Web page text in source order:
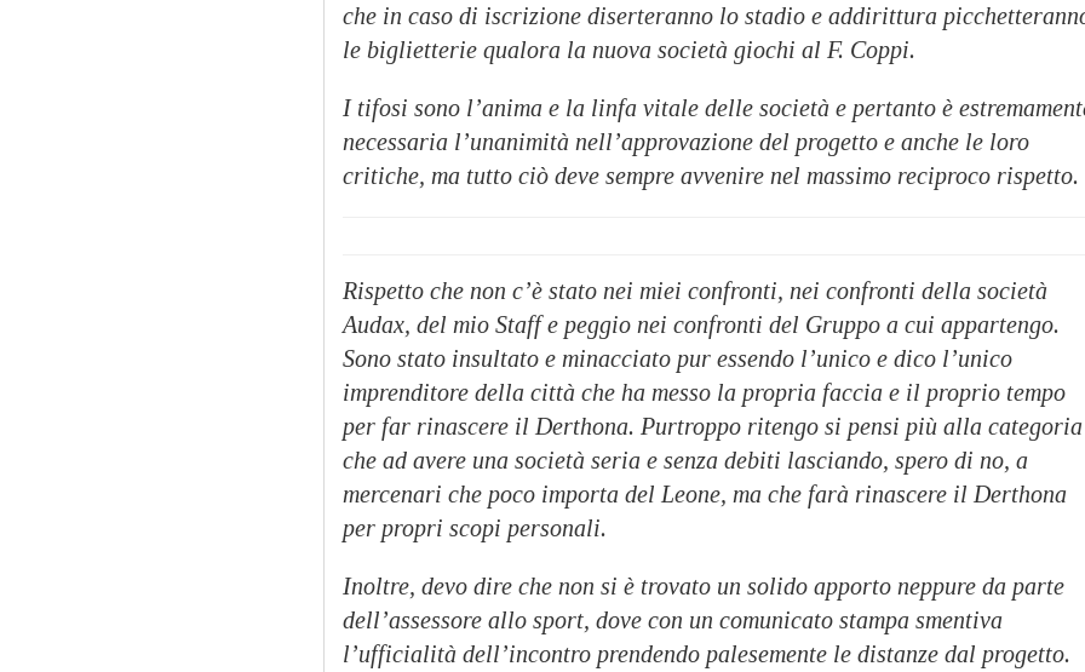
che in caso di iscrizione diserteranno lo stadio e addirittura
le biglietterie qualora la nuova società giochi al F. Coppi.
I tifosi sono l’anima e la linfa vitale delle società e pertanto è
necessaria l’unanimità nell’approvazione del progetto e anche le loro
critiche, ma tutto ciò deve sempre avvenire nel massimo reciproco rispetto.
Rispetto che non c’è stato nei miei confronti, nei confronti della società
Audax, del mio Staff e peggio nei confronti del Gruppo a cui appartengo.
Sono stato insultato e minacciato pur essendo l’unico e dico l’unico
imprenditore della città che ha messo la propria faccia e il proprio tempo
per far rinascere il Derthona. Purtroppo ritengo si pensi più alla categoria
che ad avere una società seria e senza debiti lasciando, spero di no, a
mercenari che poco importa del Leone, ma che farà rinascere il Derthona
per propri scopi personali.
Inoltre, devo dire che non si è trovato un solido apporto neppure da parte
dell’assessore allo sport, dove con un comunicato stampa smentiva
l’ufficialità dell’incontro prendendo palesemente le distanze dal progetto.